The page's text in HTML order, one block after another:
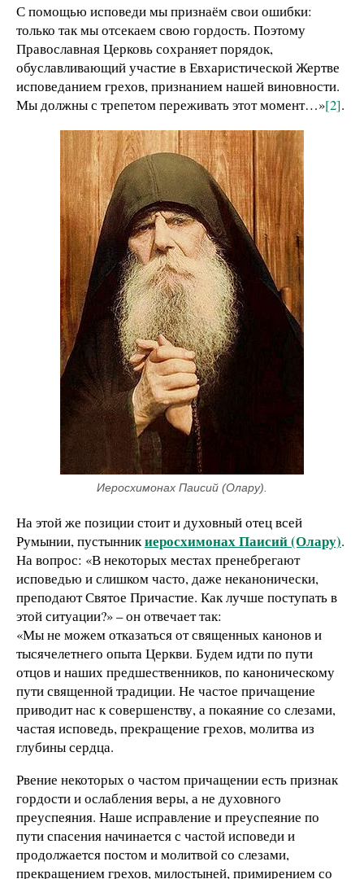
С помощью исповеди мы признаём свои ошибки:
только так мы отсекаем свою гордость. Поэтому
Православная Церковь сохраняет порядок,
обуславливающий участие в Евхаристической Жертве
исповеданием грехов, признанием нашей виновности.
Мы должны с трепетом переживать этот момент…»[2].
Иеросхимонах Паисий (Олару).
На этой же позиции стоит и духовный отец всей
Румынии, пустынникиеросхимонах Паисий (Олару).
На вопрос: «В некоторых местах пренебрегают
исповедью и слишком часто, даже неканонически,
преподают Святое Причастие. Как лучше поступать в
этой ситуации?» – он отвечает так:
«Мы не можем отказаться от священных канонов и
тысячелетнего опыта Церкви. Будем идти по пути
отцов и наших предшественников, по каноническому
пути священной традиции. Не частое причащение
приводит нас к совершенству, а покаяние со слезами,
частая исповедь, прекращение грехов, молитва из
глубины сердца.
Рвение некоторых о частом причащении есть признак
гордости и ослабления веры, а не духовного
преуспеяния. Наше исправление и преуспеяние по
пути спасения начинается с частой исповеди и
продолжается постом и молитвой со слезами,
прекращением грехов, милостыней, примирением со